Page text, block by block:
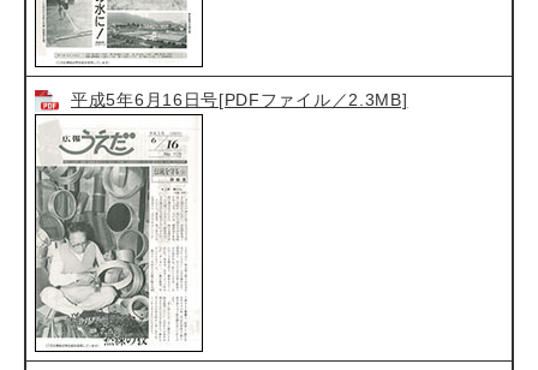
平成5年6月16日号[PDFファイル／2.3MB]